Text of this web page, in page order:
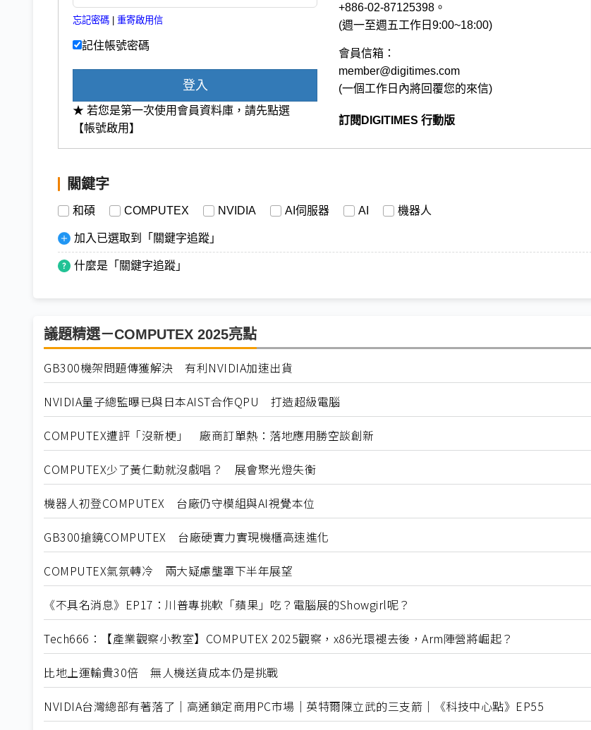
忘記密碼 重寄啟用信
記住帳號密碼
登入
★ 若您是第一次使用會員資料庫，請先點選
【帳號啟用】
+886-02-87125398。
(週一至週五工作日9:00~18:00)
會員信箱：
member@digitimes.com
(一個工作日內將回覆您的來信)
訂閱DIGITIMES 行動版
關鍵字
和碩 COMPUTEX NVIDIA AI伺服器 AI 機器人
加入已選取到「關鍵字追蹤」
什麼是「關鍵字追蹤」
議題精選－COMPUTEX 2025亮點
GB300機架問題傳獲解決 有利NVIDIA加速出貨
NVIDIA量子總監曝已與日本AIST合作QPU 打造超級電腦
COMPUTEX遭評「沒新梗」 廠商訂單熱：落地應用勝空談創新
COMPUTEX少了黃仁勳就沒戲唱？ 展會聚光燈失衡
機器人初登COMPUTEX 台廠仍守模組與AI視覺本位
GB300搶鏡COMPUTEX 台廠硬實力實現機櫃高速進化
COMPUTEX氣氛轉冷 兩大疑慮壟罩下半年展望
《不具名消息》EP17：川普專挑軟「蘋果」吃？電腦展的Showgirl呢？
Tech666：【產業觀察小教室】COMPUTEX 2025觀察，x86光環褪去後，Arm陣營將崛起？
比地上運輸貴30倍 無人機送貨成本仍是挑戰
NVIDIA台灣總部有著落了｜高通鎖定商用PC市場｜英特爾陳立武的三支箭｜《科技中心點》EP55